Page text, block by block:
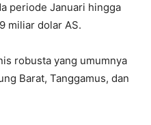
periode Januari hingga
miliar dolar AS.
robusta yang umumnya
Barat, Tanggamus, dan